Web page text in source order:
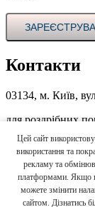
Цей сайт
використання та
рекламу та
платформами. Якщо
можете змінити
сайтом. Дізнатись
Контакти
03134, м. Київ,
для роздрібних
для оптових
862-33-33
для іноземних